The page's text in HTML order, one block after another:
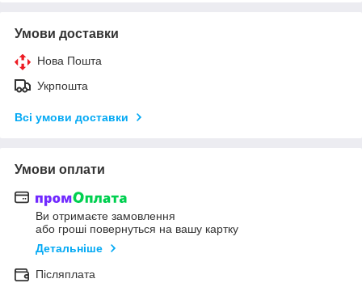
Умови доставки
Нова Пошта
Укрпошта
Всі умови доставки
Умови оплати
Ви отримаєте замовлення
або гроші повернуться на вашу картку
Детальніше
Післяплата